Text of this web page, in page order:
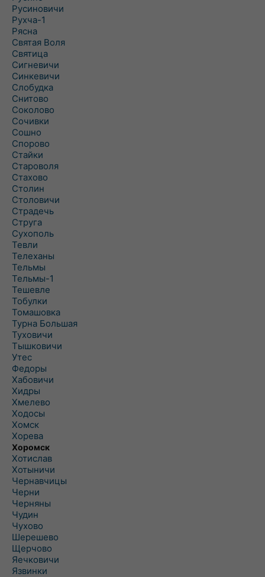
Русиновичи
Рухча-1
Рясна
Святая Воля
Святица
Сигневичи
Синкевичи
Слобудка
Снитово
Соколово
Сочивки
Сошно
Спорово
Стайки
Староволя
Стахово
Столин
Столовичи
Страдечь
Струга
Сухополь
Тевли
Телеханы
Тельмы
Тельмы-1
Тешевле
Тобулки
Томашовка
Турна Большая
Туховичи
Тышковичи
Утес
Федоры
Хабовичи
Хидры
Хмелево
Ходосы
Хомск
Хорева
Хоромск
Хотислав
Хотыничи
Чернавчицы
Черни
Черняны
Чудин
Чухово
Шерешево
Щерчово
Яечковичи
Язвинки